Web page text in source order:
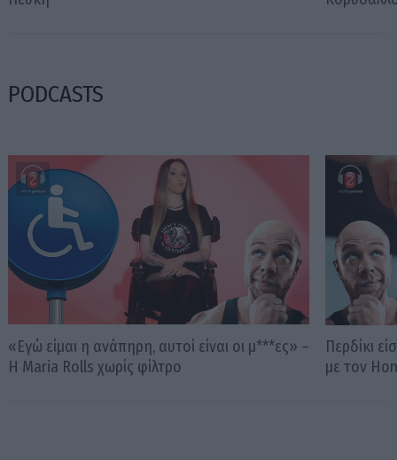
PODCASTS
«Εγώ είμαι η ανάπηρη, αυτοί είναι οι μ***ες» –
Η Maria Rolls χωρίς φίλτρο
Περδίκι
με τον